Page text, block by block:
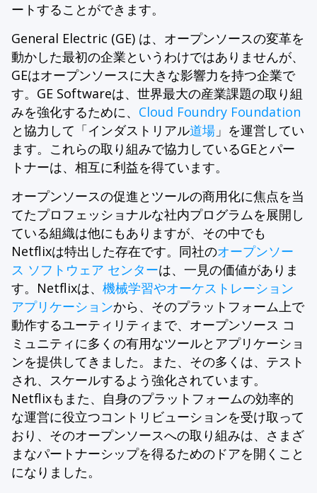
ートすることができます。
General Electric (GE) は、オープンソースの変革を
動かした最初の企業というわけではありませんが、
GEはオープンソースに大きな影響力を持つ企業で
す。GE Softwareは、世界最大の産業課題の取り組
みを強化するために、 Cloud Foundry Foundation
と協力して「インダストリアル道場 」を運営してい
ます。これらの取り組みで協力しているGEとパー
トナーは、相互に利益を得ています。
オープンソースの促進とツールの商用化に焦点を当
てたプロフェッショナルな社内プログラムを展開し
ている組織は他にもありますが、その中でも
Netflixは特出した存在です。同社のオープンソー
ス ソフトウェア センターは、一見の価値がありま
す。Netflixは、 機械学習やオーケストレーション
アプリケーションから、そのプラットフォーム上で
動作するユーティリティまで、オープンソース コ
ミュニティに多くの有用なツールとアプリケーショ
ンを提供してきました。また、その多くは、テスト
され、スケールするよう強化されています。
Netflixもまた、自身のプラットフォームの効率的
な運営に役立つコントリビューションを受け取って
おり、そのオープンソースへの取り組みは、さまざ
まなパートナーシップを得るためのドアを開くこと
になりました。